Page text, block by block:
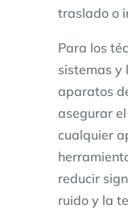
traslado o
Para los
sistemas y
aparatos
asegurar
cualquier
reducir
ruido y la